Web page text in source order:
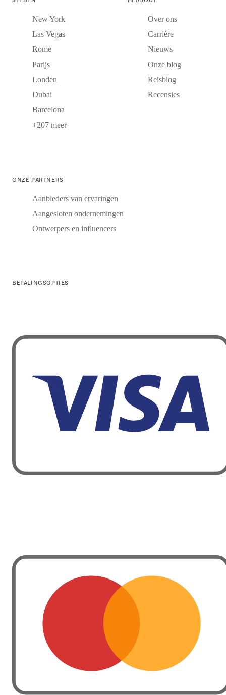
New York
Las Vegas
Rome
Parijs
Londen
Dubai
Barcelona
+207 meer
Over ons
Carrière
Nieuws
Onze blog
Reisblog
Recensies
ONZE PARTNERS
Aanbieders van ervaringen
Aangesloten ondernemingen
Ontwerpers en influencers
BETALINGSOPTIES